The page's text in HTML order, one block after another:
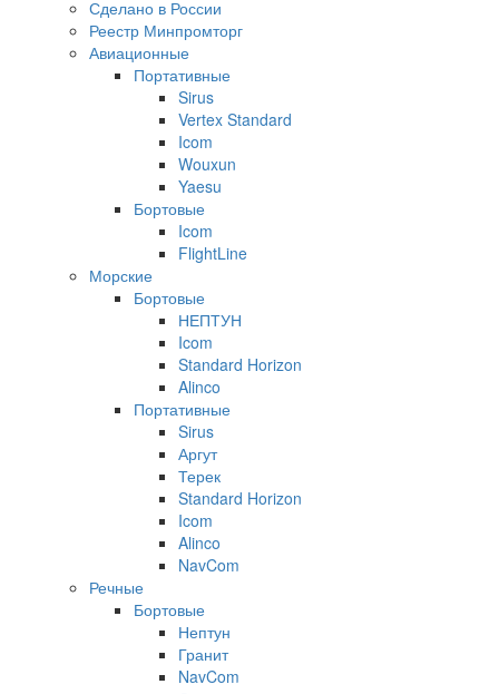
Сделано в России
Реестр Минпромторг
Авиационные
Портативные
Sirus
Vertex Standard
Icom
Wouxun
Yaesu
Бортовые
Icom
FlightLine
Морские
Бортовые
НЕПТУН
Icom
Standard Horizon
Alinco
Портативные
Sirus
Аргут
Терек
Standard Horizon
Icom
Alinco
NavCom
Речные
Бортовые
Нептун
Гранит
NavCom